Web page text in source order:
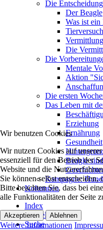
Die Entscheidung
Der Beagle
Was ist ein
Die
Die
Mentale
Aktion
Die ersten
Das Leben mit
Erziehung
Ernährung
Gesundheit
Beagle
Kampagne:
Kolumnen
Index
Aktuell
Suche
Wir benutzen Cookies
Wir nutzen Cookies auf
essenziell für den Betrieb der
Website und die
Sie können selbst entscheiden,
Bitte beachten Sie, dass bei
alle Funktionalitäten der Seite
Akzeptieren Ablehnen
Weitere Informationen